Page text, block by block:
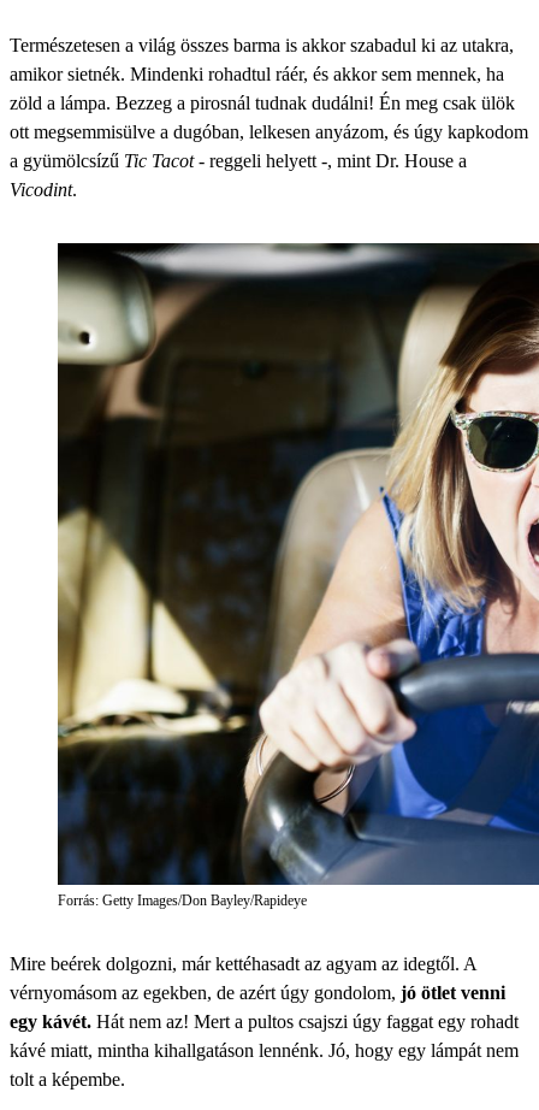
Természetesen a világ összes barma is akkor szabadul ki az utakra,
amikor sietnék. Mindenki rohadtul ráér, és akkor sem mennek, ha
zöld a lámpa. Bezzeg a pirosnál tudnak dudálni! Én meg csak ülök
ott megsemmisülve a dugóban, lelkesen anyázom, és úgy kapkodom
a gyümölcsízű Tic Tacot- reggeli helyett -, mint Dr. House a
Vicodint.
Forrás: Getty Images/Don Bayley/Rapideye
Mire beérek dolgozni, már kettéhasadt az agyam az idegtől. A
vérnyomásom az egekben, de azért úgy gondolom, jó ötlet venni
egy kávét. Hát nem az! Mert a pultos csajszi úgy faggat egy rohadt
kávé miatt, mintha kihallgatáson lennénk. Jó, hogy egy lámpát nem
tolt a képembe.